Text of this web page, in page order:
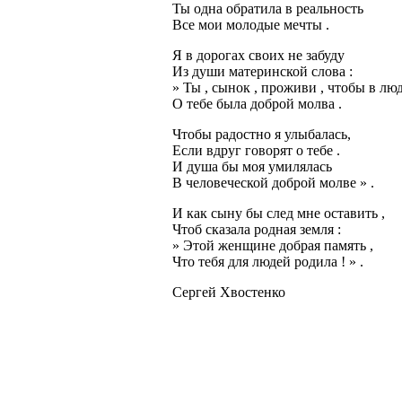
Ты одна обратила в реальность
Все мои молодые мечты .
Я в дорогах своих не забуду
Из души материнской слова :
» Ты , сынок , проживи , чтобы в
О тебе была доброй молва .
Чтобы радостно я улыбалась,
Если вдруг говорят о тебе .
И душа бы моя умилялась
В человеческой доброй молве » .
И как сыну бы след мне оставить ,
Чтоб сказала родная земля :
» Этой женщине добрая память ,
Что тебя для людей родила ! » .
Сергей Хвостенко